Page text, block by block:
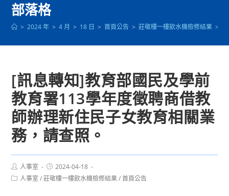
部落格
> 2024 年 > 4 月 > 18 日 > 首頁公告 > 莊敬樓一樓飲水機檢修結果 >
[訊息轉知]教育部國民及學前
教育署113學年度徵聘商借教
師辦理新住民子女教育相關業
務，請查照。
Post
author:
人事室
Post
published:
2024-04-18
Post人事室 / 莊敬樓一樓飲水機檢修結果 / 首頁公告